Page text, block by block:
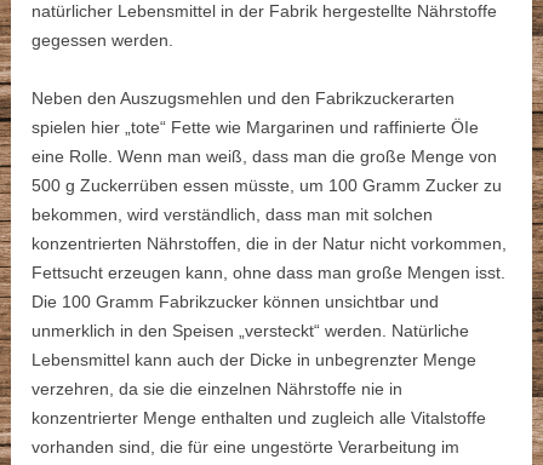
natürlicher Lebensmittel in der Fabrik hergestellte Nährstoffe
gegessen werden.
Neben den Auszugsmehlen und den Fabrikzuckerarten
spielen hier „tote“ Fette wie Margarinen und raffinierte ÖIe
eine Rolle. Wenn man weiß, dass man die große Menge von
500 g Zuckerrüben essen müsste, um 100 Gramm Zucker zu
bekommen, wird verständlich, dass man mit solchen
konzentrierten Nährstoffen, die in der Natur nicht vorkommen,
Fettsucht erzeugen kann, ohne dass man große Mengen isst.
Die 100 Gramm Fabrikzucker können unsichtbar und
unmerklich in den Speisen „versteckt“ werden. Natürliche
Lebensmittel kann auch der Dicke in unbegrenzter Menge
verzehren, da sie die einzelnen Nährstoffe nie in
konzentrierter Menge enthalten und zugleich alle Vitalstoffe
vorhanden sind, die für eine ungestörte Verarbeitung im